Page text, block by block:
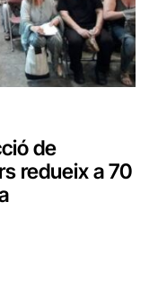
de
redueix a 70